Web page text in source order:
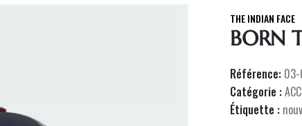
THE INDIAN FACE
BORN
Référence: 03-
Catégorie :
Étiquette :